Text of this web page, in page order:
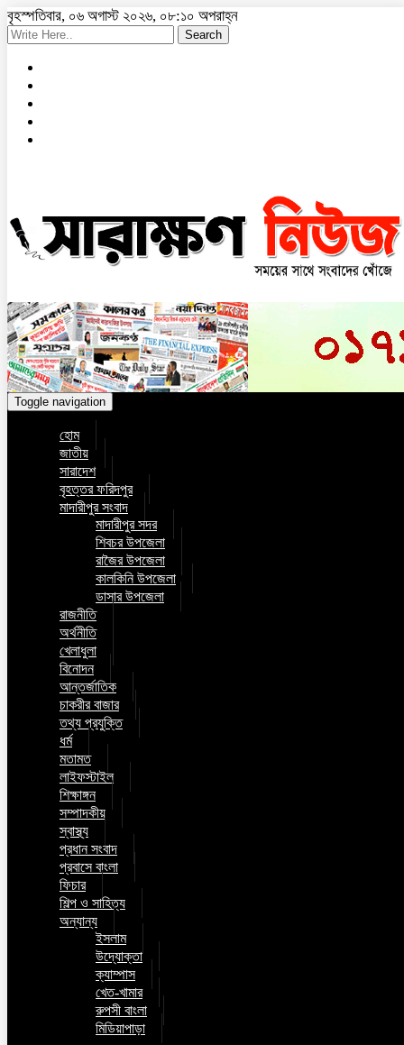
বৃহস্পতিবার, ০৬ অগাস্ট ২০২৬, ০৮:১০ অপরাহ্ন
Search
Toggle navigation
হোম
জাতীয়
সারাদেশ
বৃহত্তর ফরিদপুর
মাদারীপুর সংবাদ
মাদারীপুর সদর
শিবচর উপজেলা
রাজৈর উপজেলা
কালকিনি উপজেলা
ডাসার উপজেলা
রাজনীতি
অর্থনীতি
খেলাধুলা
বিনোদন
আন্তর্জাতিক
চাকরীর বাজার
তথ্য প্রযুক্তি
ধর্ম
মতামত
লাইফস্টাইল
শিক্ষাঙ্গন
সম্পাদকীয়
স্বাস্থ্য
প্রধান সংবাদ
প্রবাসে বাংলা
ফিচার
শিল্প ও সাহিত্য
অন্যান্য
ইসলাম
উদ্যোক্তা
ক্যাম্পাস
খেত-খামার
রুপসী বাংলা
মিডিয়াপাড়া